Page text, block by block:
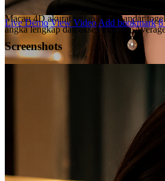
Gabung di TOTO313 untuk mendapatkan
Macau 4D akurat setiap hari. Bandar
angka lengkap dan akses mudah.
Live Demo View VideoAdd bookmark 8
Screenshots